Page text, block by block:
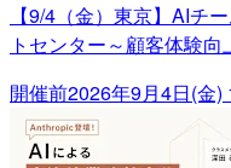
【9/4（金）東京】AIチ
トセンター～顧客体験
開催前2026年9月4日(金)